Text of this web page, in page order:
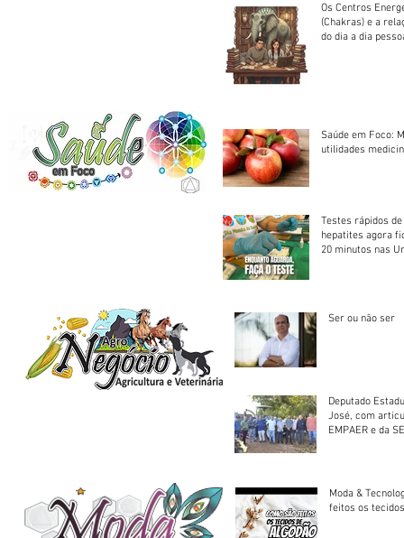
Os Centros
(Chakras) e a
do dia a dia
Saúde em Foco:
utilidades
Testes rápidos
hepatites agora
20 minutos nas
Ser ou não ser
Deputado
José, com
EMPAER e da
Moda &
feitos os